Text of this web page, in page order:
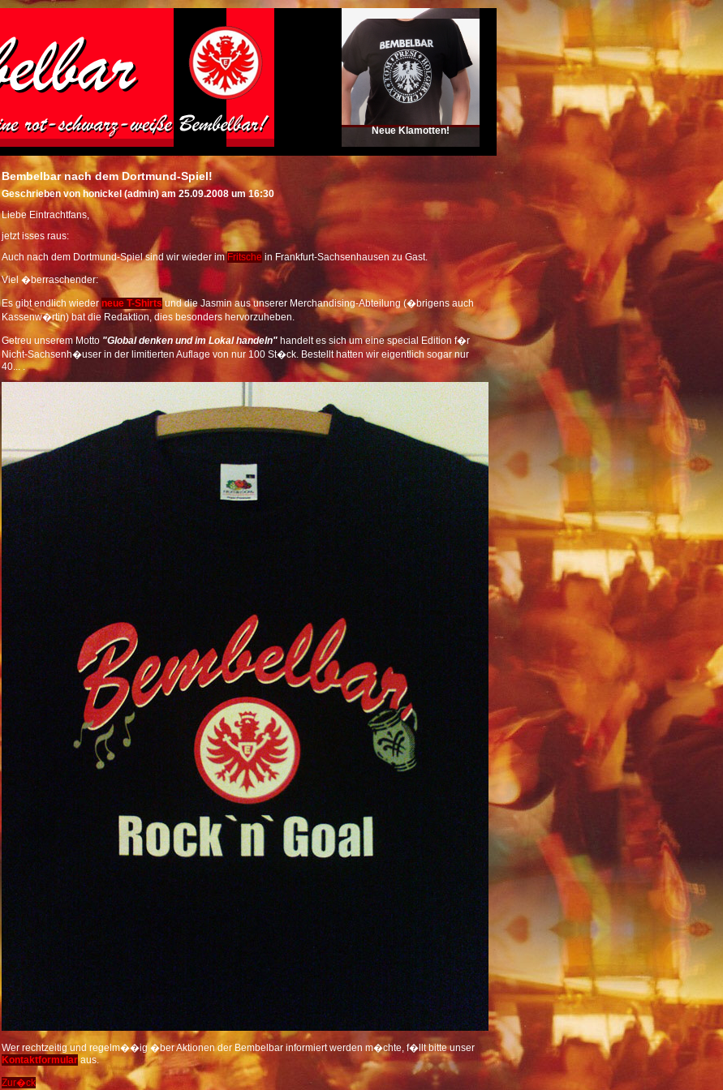
Neue Klamotten!
Bembelbar nach dem Dortmund-Spiel!
Geschrieben von honickel (admin) am 25.09.2008 um 16:30
Liebe Eintrachtfans,
jetzt isses raus:
Auch nach dem Dortmund-Spiel sind wir wieder imFritsche in Frankfurt-Sachsenhausen zu Gast.
Viel �berraschender:
Es gibt endlich wieder neue T-Shirtsund die Jasmin aus unserer Merchandising-Abteilung (�brigens auch
Kassenw�rtin) bat die Redaktion, dies besonders hervorzuheben.
Getreu unserem Motto "Global denken und im Lokal handeln"handelt es sich um eine special Edition f�r
Nicht-Sachsenh�user in der limitierten Auflage von nur 100 St�ck. Bestellt hatten wir eigentlich sogar nur
40... .
Wer rechtzeitig und regelm��ig �ber Aktionen der Bembelbar informiert werden m�chte, f�llt bitte unser
Kontaktformularaus.
Zur�ck